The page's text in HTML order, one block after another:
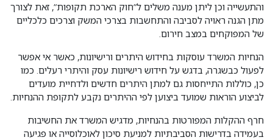
והתעשייה וכן ליתן מענה משלים ל”חוק הארכת תקופות”, זאת לצורך
מתן הגנה ראויה לסביבה והתחשבות בצרכי המשק וצרכים כלכליים
של המפוקחים במצב חירום.
הנחיות המשרד עוסקות בחידוש היתרים ורישיונות, כאשר אי אפשר
לפעול כבשגרה, בדגש על חידוש רישיונות עסק והיתרי רעלים. כמו
כן, כוללות התייחסות גם למתן היתרים חדשים ולדחיית מועדים
לביצוע הוראות שמועד ביצוען לפי ההיתרים נקבע לתקופת ההנחיות.
חרף ההקלות המפורטות בהנחיות, מדגיש המשרד את החשיבות
בעמידה בדרישות הסביבתיות למניעת סיכון לאוכלוסייה או פגיעה